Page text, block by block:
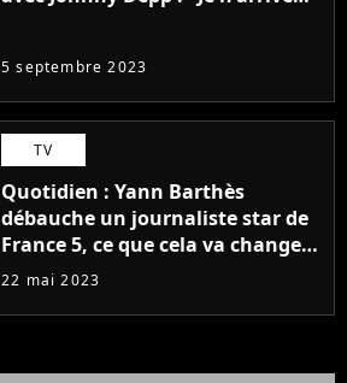
5 septembre 2023
TV
Quotidien : Yann Barthès
débauche un journaliste star de
France 5, ce que cela va changer
à la rentrée
22 mai 2023